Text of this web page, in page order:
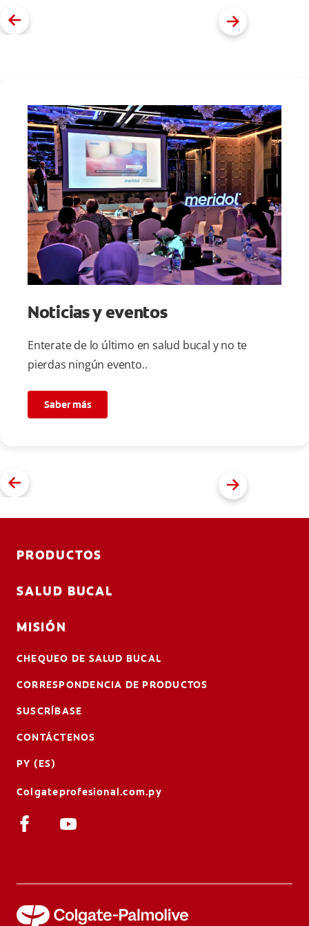
Noticias y eventos
Enterate de lo último en salud bucal y no te
pierdas ningún evento..
Saber más
PRODUCTOS
SALUD BUCAL
MISIÓN
CHEQUEO DE SALUD BUCAL
CORRESPONDENCIA DE PRODUCTOS
SUSCRÍBASE
CONTÁCTENOS
PY (ES)
Colgateprofesional.com.py